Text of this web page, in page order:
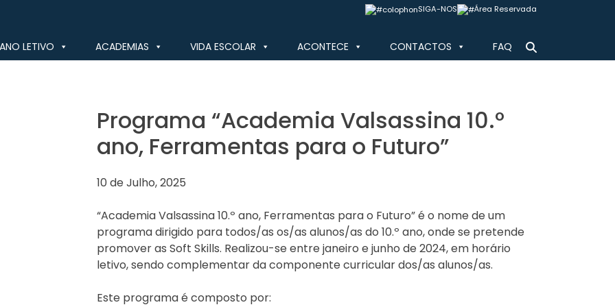
SIGA-NOS Área Reservada
ANO LETIVO ACADEMIAS VIDA ESCOLAR ACONTECE CONTACTOS FAQ
Programa “Academia Valsassina 10.º
ano, Ferramentas para o Futuro”
10 de Julho, 2025
“Academia Valsassina 10.º ano, Ferramentas para o Futuro” é o nome de um
programa dirigido para todos/as os/as alunos/as do 10.º ano, onde se pretende
promover as Soft Skills. Realizou-se entre janeiro e junho de 2024, em horário
letivo, sendo complementar da componente curricular dos/as alunos/as.
Este programa é composto por: